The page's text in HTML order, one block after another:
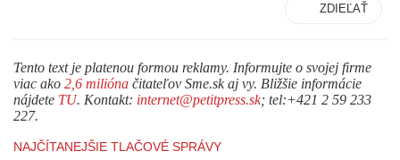
ZDIEĽAŤ
Tento text je platenou formou reklamy. Informujte o svojej firme
viac ako 2,6 milióna čitateľov Sme.sk aj vy. Bližšie informácie
nájdete TU. Kontakt: internet@petitpress.sk; tel:+421 2 59 233
227.
NAJČÍTANEJŠIE TLAČOVÉ SPRÁVY